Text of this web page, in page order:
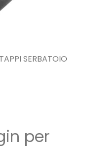
SERBATOIO
per